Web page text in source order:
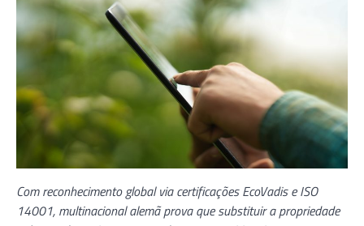
Com reconhecimento global via certificações EcoVadis e ISO
14001, multinacional alemã prova que substituir a propriedade